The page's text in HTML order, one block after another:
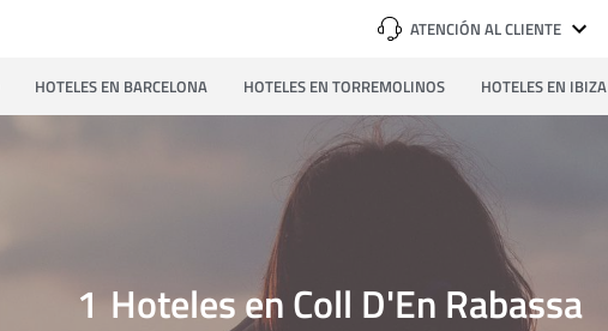
ATENCIÓN AL CLIENTE
HOTELES EN BARCELONA HOTELES EN TORREMOLINOS HOTELES EN IBIZA
Hoteles en Coll D'En Rabassa
1